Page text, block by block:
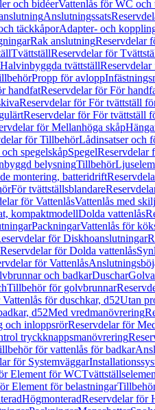
och bidéerVattenlås för WC och
Anslutningssats
täckkåporAdapter- och
Rak anslutningReservdelar
TvättställReservdelar för
Halvinbyggda tvättställ
Propp för avlopp
handfatReservdelar för För
Reservdelar för För tvättställ
Reservdelar för För tvättställ
för Mellanhöga skåp
för TillbehörLådinsatser och
spegelskåpSpegelReservdelar
belysningTillbehör
montering, batteridrift
För tvättställsblandare
för VattenlåsVattenlås med
kompaktmodellDolda vattenlås
PackningarVattenlås för
för Diskhoanslutningar
Reservdelar för Dolda vattenlås
för Vattenlås
och badkarDuschar
Tillbehör för golvbrunnar
för duschkar, d52Utan
d52Med vredmanövrering
och inloppsrörReservdelar för
tryckknappsmanövrering
för vattenlås för badkar
för Systemväggar
Element för WC
Element för belastningar
HögmonteradReservdelar för